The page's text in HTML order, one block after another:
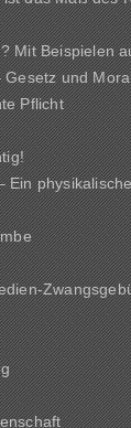
Mit Beispielen
Gesetz und
Pflicht
Ein